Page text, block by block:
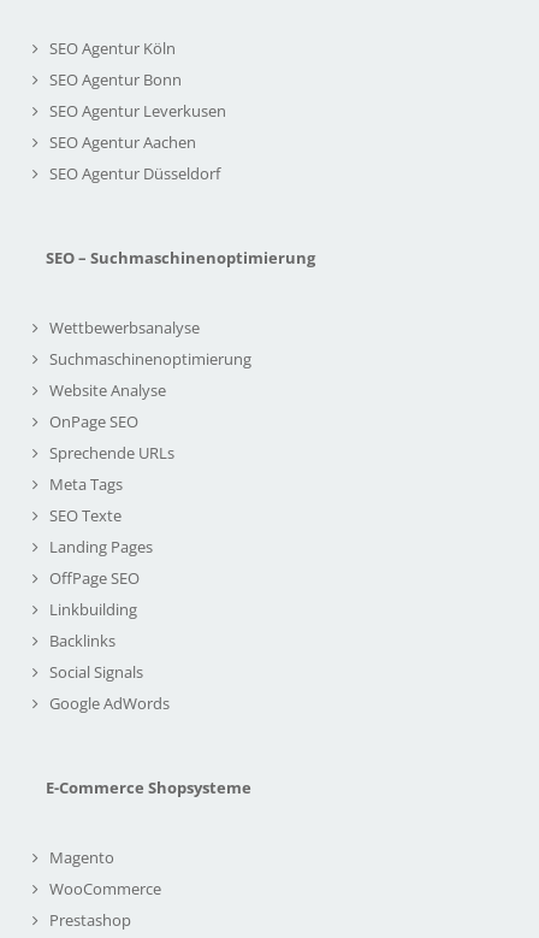
SEO Agentur Köln
SEO Agentur Bonn
SEO Agentur Leverkusen
SEO Agentur Aachen
SEO Agentur Düsseldorf
SEO – Suchmaschinenoptimierung
Wettbewerbsanalyse
Suchmaschinenoptimierung
Website Analyse
OnPage SEO
Sprechende URLs
Meta Tags
SEO Texte
Landing Pages
OffPage SEO
Linkbuilding
Backlinks
Social Signals
Google AdWords
E-Commerce Shopsysteme
Magento
WooCommerce
Prestashop